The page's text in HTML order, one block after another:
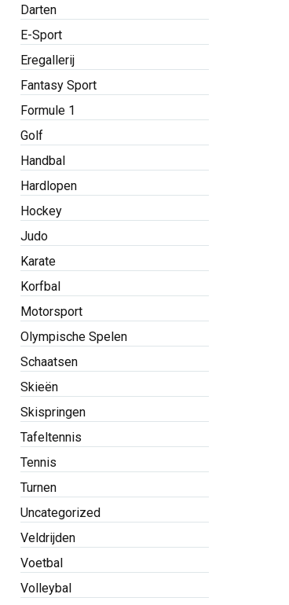
Darten
E-Sport
Eregallerij
Fantasy Sport
Formule 1
Golf
Handbal
Hardlopen
Hockey
Judo
Karate
Korfbal
Motorsport
Olympische Spelen
Schaatsen
Skieën
Skispringen
Tafeltennis
Tennis
Turnen
Uncategorized
Veldrijden
Voetbal
Volleybal